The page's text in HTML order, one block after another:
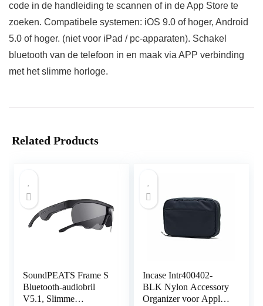
code in de handleiding te scannen of in de App Store te
zoeken. Compatibele systemen: iOS 9.0 of hoger, Android
5.0 of hoger. (niet voor iPad / pc-apparaten). Schakel
bluetooth van de telefoon in en maak via APP verbinding
met het slimme horloge.
Related Products
SoundPEATS Frame S
Bluetooth-audiobril
V5.1, Slimme
Incase Intr400402-
BLK Nylon Accessory
Organizer voor Apple